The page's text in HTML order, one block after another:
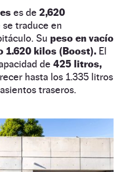
es de 2,620
traduce en
Su peso en vacío
1.620 kilos (Boost). El
de 425 litros,
hasta los 1.335 litros
traseros.